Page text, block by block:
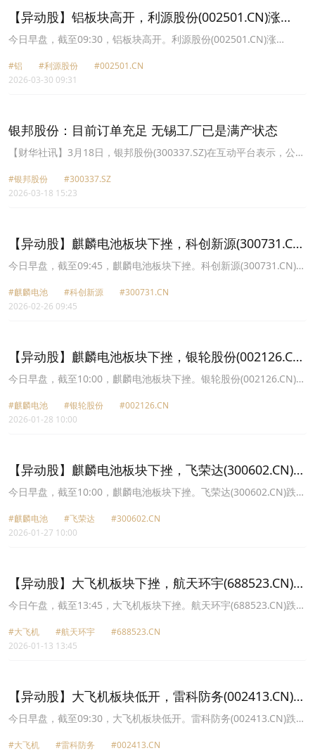
【异动股】铝板块高开，利源股份(002501.CN)涨
10.27%
今日早盘，截至09:30，铝板块高开。利源股份(002501.CN)涨
资源(601388.CN)涨10.06%报3.94元，常铝股份(002160.CN)涨
10.02%报5.49元，天山铝业(002532.CN)涨9.99%报17.73元，银邦
#铝 #利源股份
#002501.CN
2026-03-30 09:31
银邦股份：目前订单充足 无锡工厂已是满产状态
【财华社讯】3月18日，银邦股份(300337.SZ)在互动平台表示，公司
#银邦股份
#300337.SZ
2026-03-18 15:23
【异动股】麒麟电池板块下挫，科创新源(300731.CN)
跌5.04%
今日早盘，截至09:45，麒麟电池板块下挫。科创新源(300731.CN)跌
达(300602.CN)跌2.89%报36.9元，富临精工(300432.CN)跌1.19%报
18.3元，银邦股份(300337.CN)跌1.03%报14.48元，铭利达
#麒麟电池 #科创新源
#300731.CN
2026-02-26 09:45
【异动股】麒麟电池板块下挫，银轮股份(002126.CN)
跌3.26%
今日早盘，截至10:00，麒麟电池板块下挫。银轮股份(002126.CN)跌
达(301268.CN)跌2.82%报20.01元，飞荣达(300602.CN)跌2.76%报
34.52元，瑞泰新材(301238.CN)跌1.75%报21.32元，富临精工
#麒麟电池 #银轮股份
#002126.CN
2026-01-28 10:00
【异动股】麒麟电池板块下挫，飞荣达(300602.CN)跌
6.21%
今日早盘，截至10:00，麒麟电池板块下挫。飞荣达(300602.CN)跌
达(301268.CN)跌5.66%报19.68元，银邦股份(300337.CN)跌5.08%
报15.87元，富临精工(300432.CN)跌3.95%报17.73元，科创新源
#麒麟电池 #飞荣达
#300602.CN
2026-01-27 10:00
【异动股】大飞机板块下挫，航天环宇(688523.CN)跌
12.77%
今日午盘，截至13:45，大飞机板块下挫。航天环宇(688523.CN)跌
邦股份(300337.CN)跌11.01%报18.83元，航天软件(688562.CN)跌
10.10%报26.7元，派克新材(605123.CN)跌10.00%报113.76元，宝
#大飞机 #航天环宇
#688523.CN
2026-01-13 13:45
【异动股】大飞机板块低开，雷科防务(002413.CN)跌
9.09%
今日早盘，截至09:30，大飞机板块低开。雷科防务(002413.CN)跌
宇(688523.CN)跌7.01%报84.4元，飞沃科技(301232.CN)跌6.98%报
#大飞机 #雷科防务
#002413.CN